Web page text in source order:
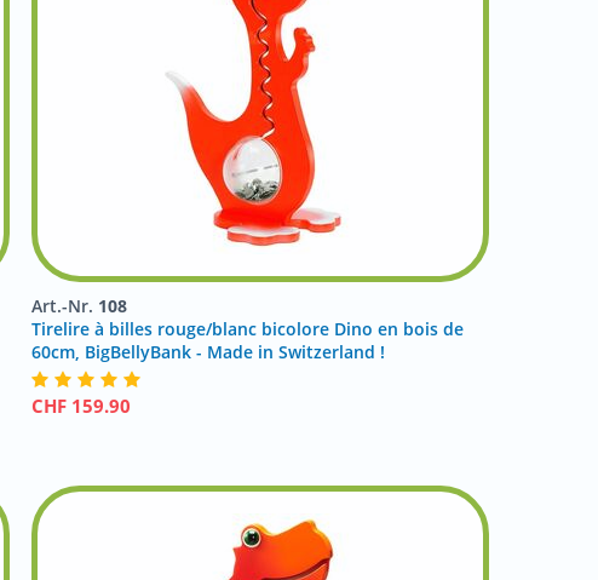
Art.-Nr. 108
Tirelire à billes rouge/blanc bicolore Dino en bois de
60cm, BigBellyBank - Made in Switzerland !
CHF 159.90